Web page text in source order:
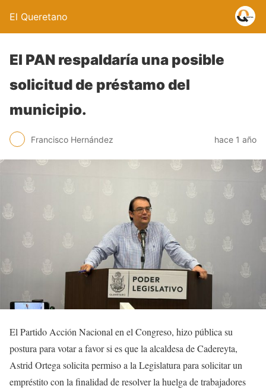
El Queretano
El PAN respaldaría una posible
solicitud de préstamo del
municipio.
Francisco Hernández hace 1 año
El Partido Acción Nacional en el Congreso, hizo pública su
postura para votar a favor si es que la alcaldesa de Cadereyta,
Astrid Ortega solicita permiso a la Legislatura para solicitar un
empréstito con la finalidad de resolver la huelga de trabajadores